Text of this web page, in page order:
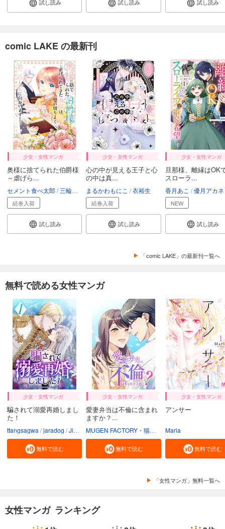
試し読み 試し読み 試し読み
comic LAKE の最新刊
少女・女性マンガ
奥様に捨てられた伯爵様
～虐げら...
セメント食べ太郎 三輪有利佳
続巻入荷
試し読み
少女・女性マンガ
心の中が見える王子と心
の中は真...
まるかわもにこ 衣裕生
続巻入荷
試し読み
少女・女性マンガ
旦那様、離縁はOK
スローラ...
香月あこ 優月アカネ
NEW
試し読み
「comic LAKE」の最新刊一覧へ
無料で読める女性マンガ
少女・女性マンガ
騙されて溺愛再婚しまし
た！
ttangsagwa jaradog Jimmy sin
無料で読む
少女・女性マンガ
愛妻弁当は不倫に含まれ
ますか？...
白水汰一
無料で読む
少女・女性マンガ
アンサー
Maria
無料で読む
「女性マンガ」無料一覧へ
女性マンガ ランキング